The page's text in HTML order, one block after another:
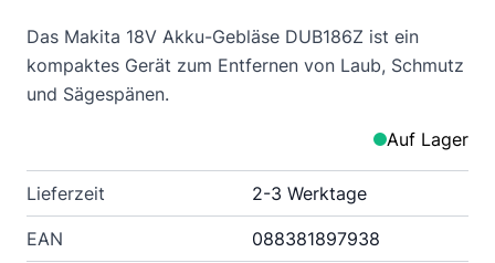
Das Makita 18V Akku-Gebläse DUB186Z ist ein
kompaktes Gerät zum Entfernen von Laub, Schmutz
und Sägespänen.
Auf Lager
Lieferzeit 2-3 Werktage
EAN 088381897938